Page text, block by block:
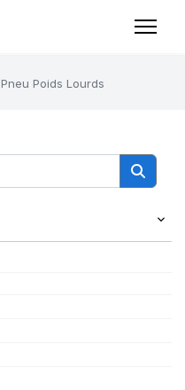
Pneu Poids Lourds